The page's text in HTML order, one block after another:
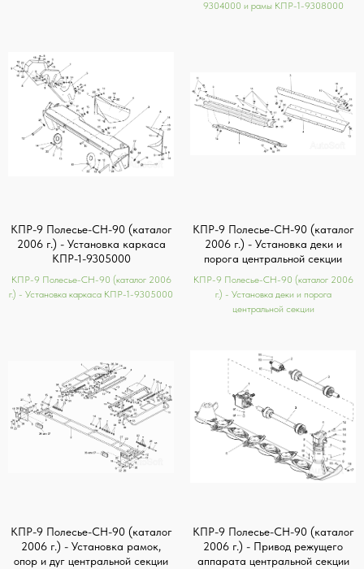
9304000 и рамы КПР-1-9308000
КПР-9 Полесье-СН-90 (каталог
2006 г.) - Установка каркаса
КПР-1-9305000
КПР-9 Полесье-СН-90 (каталог 2006
г.) - Установка каркаса КПР-1-9305000
КПР-9 Полесье-СН-90 (каталог
2006 г.) - Установка деки и
порога центральной секции
КПР-9 Полесье-СН-90 (каталог 2006
г.) - Установка деки и порога
центральной секции
КПР-9 Полесье-СН-90 (каталог
2006 г.) - Установка рамок,
опор и дуг центральной секции
КПР-9 Полесье-СН-90 (каталог
2006 г.) - Привод режущего
аппарата центральной секции